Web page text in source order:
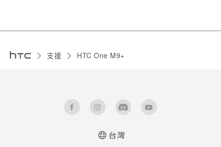
支援 HTC One M9+‎
台灣